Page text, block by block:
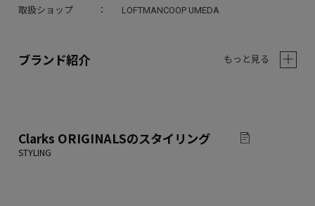
取扱ショップ
LOFTMANCOOP UMEDA
ブランド紹介 もっと見る
Clarks ORIGINALSのスタイリング